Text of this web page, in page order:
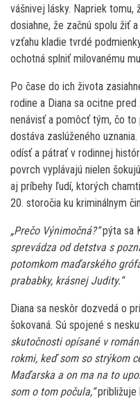
vášnivej lásky. Napriek tomu,
dosiahne, že začnú spolu žiť
vzťahu kladie tvrdé
ochotná splniť milovanému
Po čase do ich života
rodine a Diana sa ocitne
nenávisť a pomôcť tým, čo
dostáva zaslúženého
odísť a pátrať v rodinnej
povrch vyplávajú nielen
aj príbehy ľudí, ktorých
20. storočia ku kriminálnym
„Prečo Výnimočná?“pýta sa
sprevádza od detstva s
potomkom maďarského
prababky, krásnej Judity.“
Diana sa neskôr dozvedá o
šokovaná. Sú spojené s
skutočnosti opísané v
rokmi, keď som so strýkom
Maďarska a on ma na to
som o tom počula,“približuje